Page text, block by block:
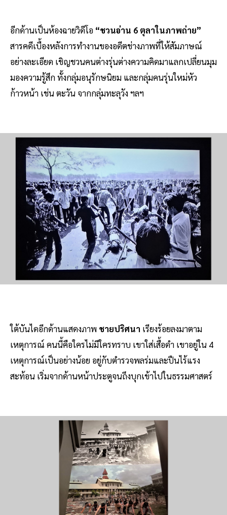
อีกด้านเป็นห้องฉายวิดีโอ “ชวนอ่าน 6 ตุลาในภาพถ่าย”
สารคดีเบื้องหลังการทำงานของอดีตช่างภาพที่ให้สัมภาษณ์
อย่างละเอียด เชิญชวนคนต่างรุ่นต่างความคิดมาแลกเปลี่ยนมุม
มองความรู้สึก ทั้งกลุ่มอนุรักษนิยม และกลุ่มคนรุ่นใหม่หัว
ก้าวหน้า เช่น ตะวัน จากกลุ่มทะลุวัง ฯลฯ
ใต้บันไดอีกด้านแสดงภาพ ชายปริศนา เรียงร้อยลงมาตาม
เหตุการณ์ คนนี้คือใครไม่มีใครทราบ เขาใส่เสื้อดำ เขาอยู่ใน 4
เหตุการณ์เป็นอย่างน้อย อยู่กับตำรวจพลร่มและปืนไร้แรง
สะท้อน เริ่มจากด้านหน้าประตูจนถึงบุกเข้าไปในธรรมศาสตร์